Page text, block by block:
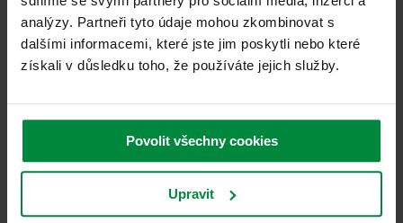
analýzy. Partneři tyto údaje mohou zkombinovat s
dalšími informacemi, které jste jim poskytli nebo které
získali v důsledku toho, že používáte jejich služby.
Povolit všechny cookies
Upravit